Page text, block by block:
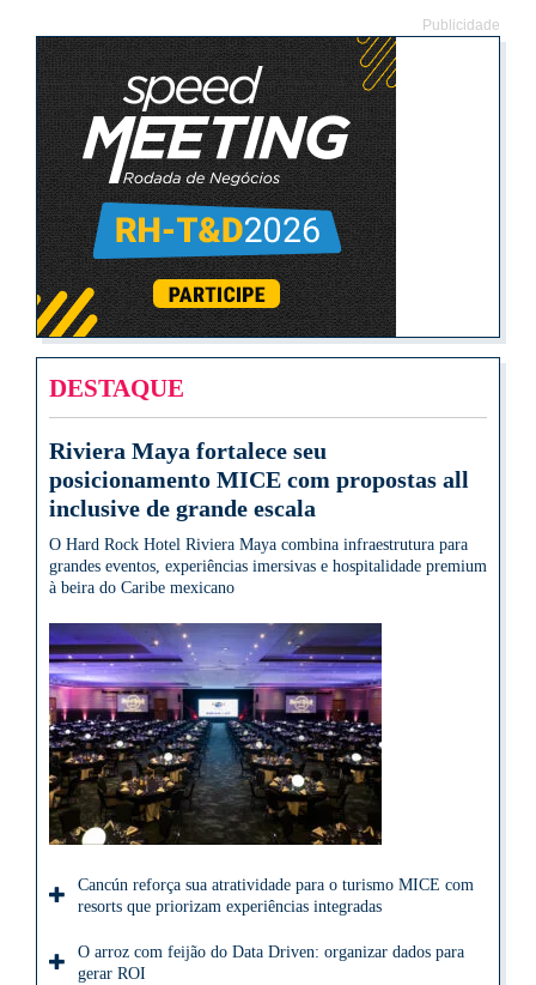
Publicidade
DESTAQUE
Riviera Maya fortalece seu
posicionamento MICE com propostas all
inclusive de grande escala
O Hard Rock Hotel Riviera Maya combina infraestrutura para
grandes eventos, experiências imersivas e hospitalidade premium
à beira do Caribe mexicano
Cancún reforça sua atratividade para o turismo MICE com
resorts que priorizam experiências integradas
O arroz com feijão do Data Driven: organizar dados para
gerar ROI